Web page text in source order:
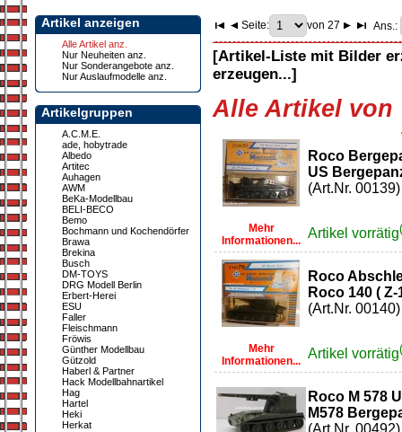
Artikel anzeigen
Alle Artikel anz.
Nur Neuheiten anz.
Nur Sonderangebote anz.
Nur Auslaufmodelle anz.
Artikelgruppen
A.C.M.E.
ade, hobytrade
Albedo
Artitec
Auhagen
AWM
BeKa-Modellbau
BELI-BECO
Bemo
Bochmann und Kochendörfer
Brawa
Brekina
Busch
DM-TOYS
DRG Modell Berlin
Erbert-Herei
ESU
Faller
Fleischmann
Fröwis
Günther Modellbau
Gützold
Haberl & Partner
Hack Modellbahnartikel
Hag
Hartel
Heki
Herkat
Seite: von 27 Ans.:
[Artikel-Liste mit Bilder
erzeugen...]
Alle Artikel von
Mehr
Informationen...
Roco
US
(Art.Nr. 00139)
Artikel vorrätig
Mehr
Informationen...
Roco
Roco 140 ( Z-
(Art.Nr. 00140)
Artikel vorrätig
Roco M 578
M578
(Art.Nr. 00492)